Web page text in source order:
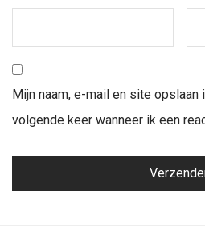
Mijn naam, e-mail en site
volgende keer wanneer ik een